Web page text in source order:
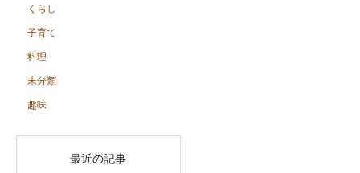
くらし
子育て
料理
未分類
趣味
最近の記事